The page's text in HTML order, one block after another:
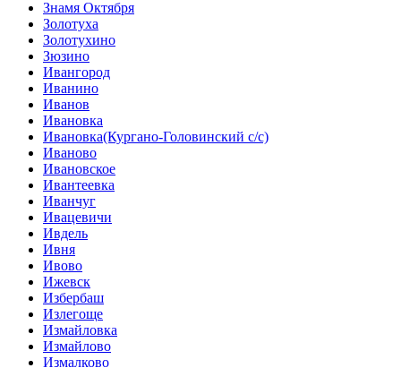
Знамя Октября
Золотуха
Золотухино
Зюзино
Ивангород
Иванино
Иванов
Ивановка
Ивановка(Кургано-Головинский с/с)
Иваново
Ивановское
Ивантеевка
Иванчуг
Ивацевичи
Ивдель
Ивня
Ивово
Ижевск
Избербаш
Излегоще
Измайловка
Измайлово
Измалково